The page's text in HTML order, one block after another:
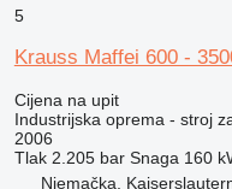
5
Krauss Maffei 600 -
Cijena na upit
Industrijska oprema - stroj
2006
Tlak 2.205 bar Snaga 160
Njemačka,